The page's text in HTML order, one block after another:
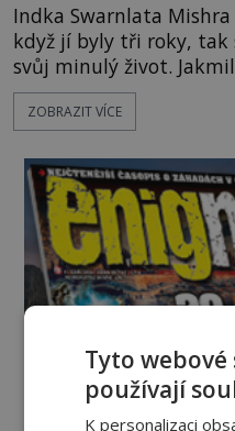
Indka Swarnlata Mishra
když jí byly tři roky, tak
svůj minulý život.
který nikdo nezná,
chování brát vážně. Je
Na první pohled se
ZOBRAZIT VÍCE
Tyto
používají
K personalizaci